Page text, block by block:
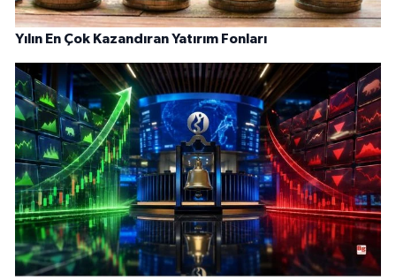
Yılın En Çok Kazandıran Yatırım Fonları